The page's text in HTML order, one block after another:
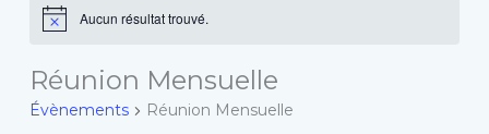
NoticeAucun résultat trouvé.
Réunion Mensuelle
Évènements Réunion Mensuelle